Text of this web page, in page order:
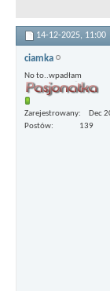
14-12-2025, 11:00
ciamka
No to..wpadłam
Zarejestrowany
Dec
Postów
139